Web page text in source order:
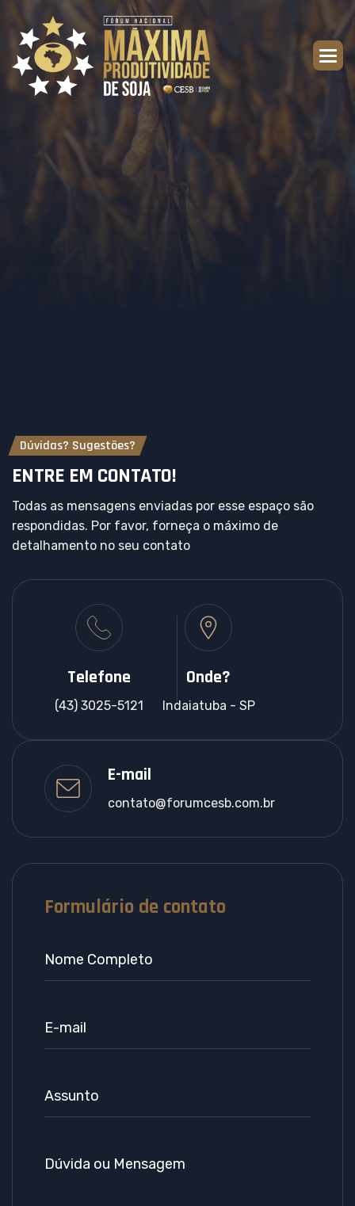
Dúvidas? Sugestões?
ENTRE EM CONTATO!
Todas as mensagens enviadas por esse espaço são
respondidas. Por favor, forneça o máximo de
detalhamento no seu contato
Telefone
(43) 3025-5121
Onde?
Indaiatuba - SP
E-mail
contato@forumcesb.com.br
Formulário de contato